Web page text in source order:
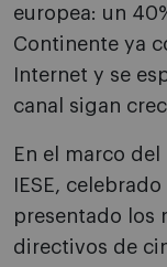
europea: un
Continente ya
Internet y se
canal sigan
En el marco del
IESE,
presentado los
directivos de